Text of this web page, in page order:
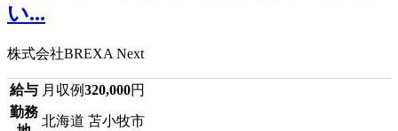
い...
株式会社BREXA Next
給与 月収例320,000円
勤務
北海道 苫小牧市